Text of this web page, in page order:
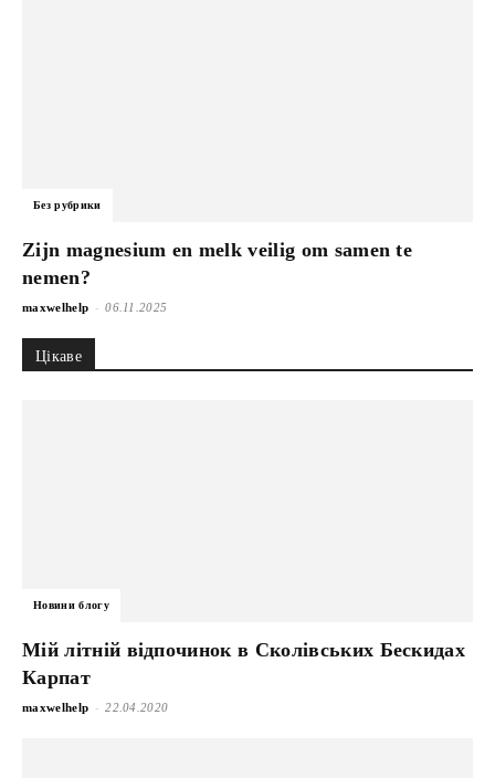
Без рубрики
Zijn magnesium en melk veilig om samen te
nemen?
maxwelhelp - 06.11.2025
Цікаве
Новини блогу
Мій літній відпочинок в Сколівських Бескидах
Карпат
maxwelhelp - 22.04.2020